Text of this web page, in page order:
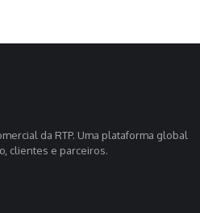
da RTP. Uma plataforma global
clientes e parceiros.